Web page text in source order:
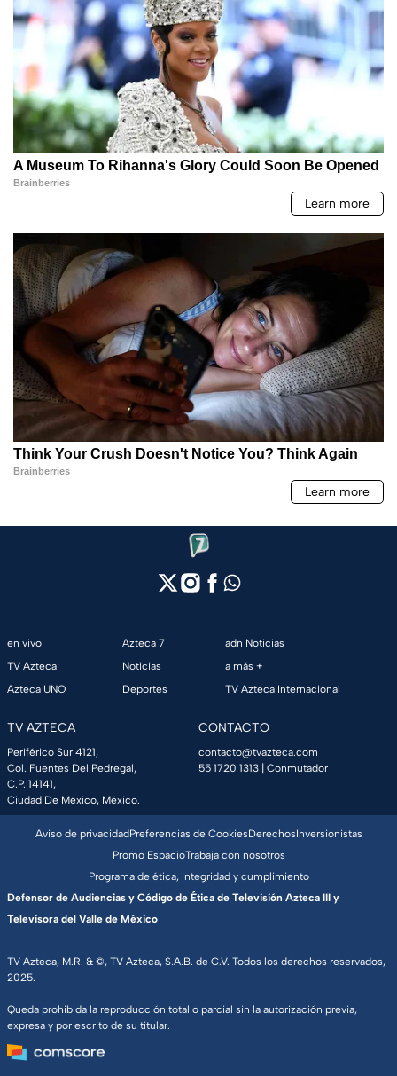
en vivo
TV Azteca
Azteca UNO
Azteca 7
Noticias
Deportes
adn Noticias
a más +
TV Azteca Internacional
TV AZTECA
Periférico Sur 4121,
Col. Fuentes Del Pedregal,
C.P. 14141,
Ciudad De México, México.
CONTACTO
contacto@tvazteca.com
55 1720 1313 | Conmutador
TV Azteca, M.R. & ©, TV Azteca, S.A.B. de C.V. Todos los derechos reservados,
2025.
Queda prohibida la reproducción total o parcial sin la autorización previa,
expresa y por escrito de su titular.
Aviso de privacidadPreferencias de CookiesDerechosInversionistas
Promo EspacioTrabaja con nosotros
Programa de ética, integridad y cumplimiento
Defensor de Audiencias y Código de Ética de Televisión Azteca III y
Televisora del Valle de México